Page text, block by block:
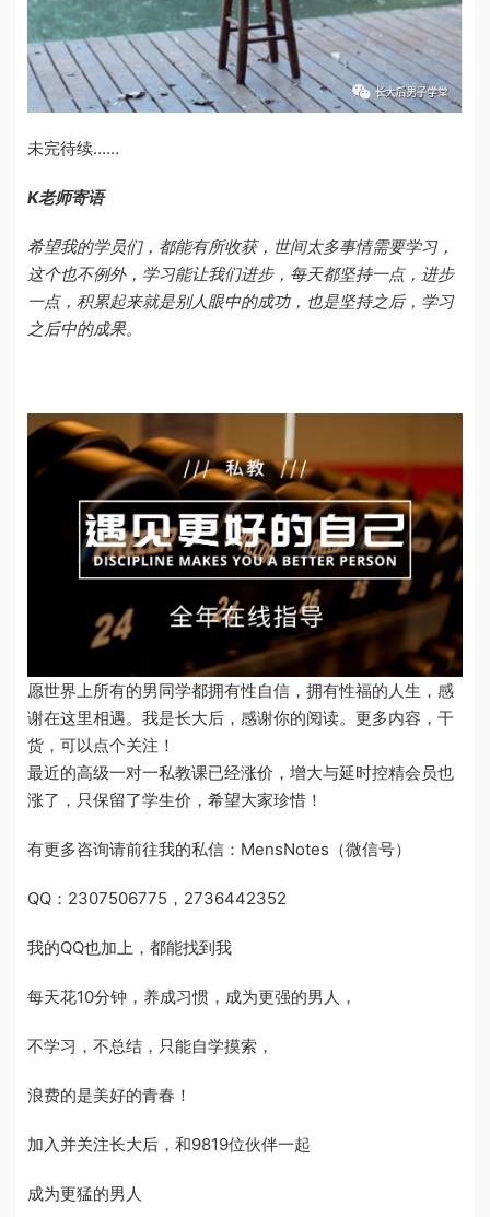
未完待续……
K老师寄语
希望我的学员们，都能有所收获，世间太多事情需要学习，
这个也不例外，学习能让我们进步，每天都坚持一点，进步
一点，积累起来就是别人眼中的成功，也是坚持之后，学习
之后中的成果。
愿世界上所有的男同学都拥有性自信，拥有性福的人生，感
谢在这里相遇。我是长大后，感谢你的阅读。更多内容，干
货，可以点个关注！
最近的高级一对一私教课已经涨价，增大与延时控精会员也
涨了，只保留了学生价，希望大家珍惜！
有更多咨询请前往我的私信：MensNotes（微信号）
QQ：2307506775，2736442352
我的QQ也加上，都能找到我
每天花10分钟，养成习惯，成为更强的男人，
不学习，不总结，只能自学摸索，
浪费的是美好的青春！
加入并关注长大后，和9819位伙伴一起
成为更猛的男人